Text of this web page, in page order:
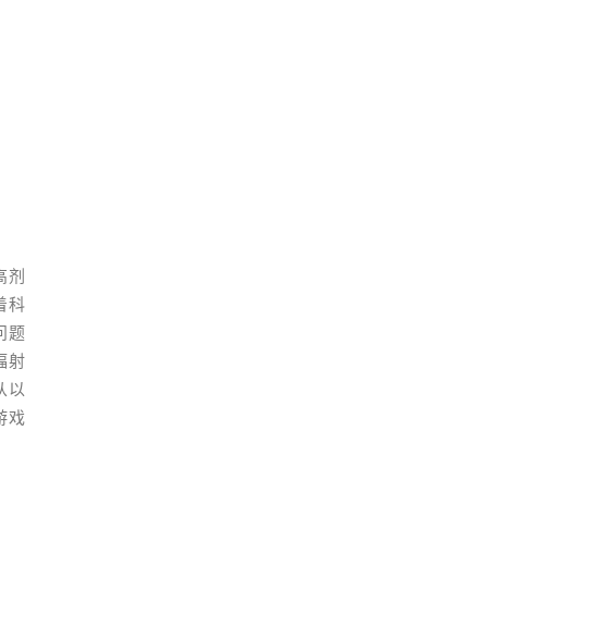
剂
科
题
射
以
戏